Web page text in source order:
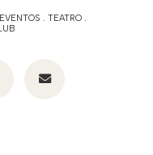
EVENTOS . TEATRO.